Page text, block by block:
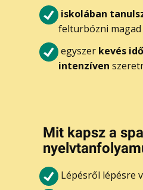
iskolában
felturbózni magad
egyszer kevés
intenzíven
Mi​t kapsz a
Lépésről lépésre